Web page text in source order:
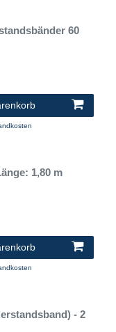
60
1,80 m
- 2